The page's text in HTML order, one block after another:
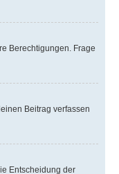
Berechtigungen. Frage
Beitrag verfassen
Entscheidung der